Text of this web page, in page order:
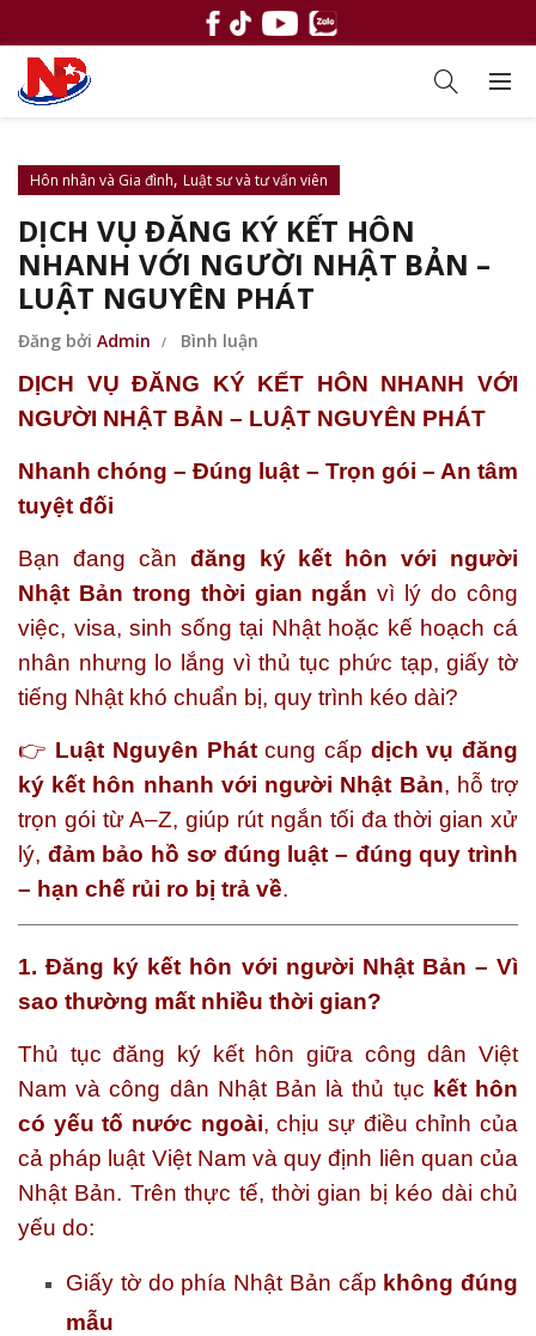
Hôn nhân và Gia đình, Luật sư và tư vấn viên
DỊCH VỤ ĐĂNG KÝ KẾT HÔN
NHANH VỚI NGƯỜI NHẬT BẢN –
LUẬT NGUYÊN PHÁT
Đăng bởi Admin Bình luận
DỊCH VỤ ĐĂNG KÝ KẾT HÔN NHANH VỚI
NGƯỜI NHẬT BẢN – LUẬT NGUYÊN PHÁT
Nhanh chóng – Đúng luật – Trọn gói – An tâm
tuyệt đối
Bạn đang cần đăng ký kết hôn với người
Nhật Bản trong thời gian ngắn vì lý do công
việc, visa, sinh sống tại Nhật hoặc kế hoạch cá
nhân nhưng lo lắng vì thủ tục phức tạp, giấy tờ
tiếng Nhật khó chuẩn bị, quy trình kéo dài?
👉 Luật Nguyên Phátcung cấp dịch vụ đăng
ký kết hôn nhanh với người Nhật Bản, hỗ trợ
trọn gói từ A–Z, giúp rút ngắn tối đa thời gian xử
lý, đảm bảo hồ sơ đúng luật – đúng quy trình
– hạn chế rủi ro bị trả về.
1. Đăng ký kết hôn với người Nhật Bản – Vì
sao thường mất nhiều thời gian?
Thủ tục đăng ký kết hôn giữa công dân Việt
Nam và công dân Nhật Bản là thủ tục kết hôn
có yếu tố nước ngoài, chịu sự điều chỉnh của
cả pháp luật Việt Nam và quy định liên quan của
Nhật Bản. Trên thực tế, thời gian bị kéo dài chủ
yếu do:
Giấy tờ do phía Nhật Bản cấp không đúng
mẫu